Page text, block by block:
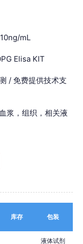
mL
Elisa KIT
/ 免费提供技术支
浆，组织，相关液
库存 包装
液体试剂